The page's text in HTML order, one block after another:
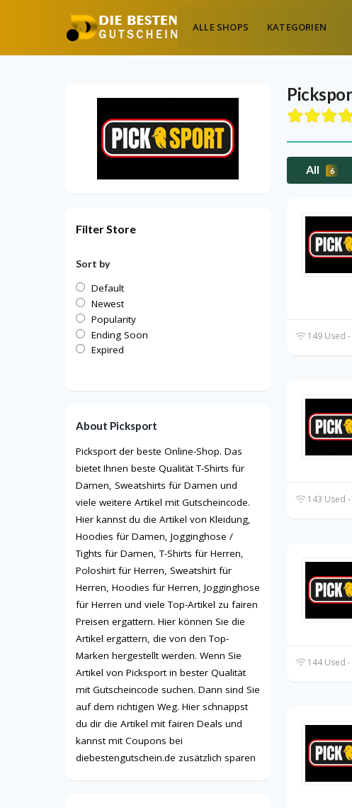
ALLE SHOPS KATEGORIEN
All 6
149 Used
143 Used
144 Used
Filter Store
Sort by
Default
Newest
Popularity
Ending Soon
Expired
About Picksport
Picksport der beste Online-Shop. Das
bietet Ihnen beste Qualität T-Shirts für
Damen, Sweatshirts für Damen und
viele weitere Artikel mit Gutscheincode.
Hier kannst du die Artikel von Kleidung,
Hoodies für Damen, Jogginghose /
Tights für Damen, T-Shirts für Herren,
Poloshirt für Herren, Sweatshirt für
Herren, Hoodies für Herren, Jogginghose
für Herren und viele Top-Artikel zu fairen
Preisen ergattern. Hier können Sie die
Artikel ergattern, die von den Top-
Marken hergestellt werden. Wenn Sie
Artikel von Picksport in bester Qualität
mit Gutscheincode suchen. Dann sind Sie
auf dem richtigen Weg. Hier schnappst
du dir die Artikel mit fairen Deals und
kannst mit Coupons bei
diebestengutschein.de zusätzlich sparen